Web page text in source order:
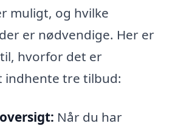
muligt, og hvilke
er nødvendige. Her er
hvorfor det er
tre tilbud:
Når du har